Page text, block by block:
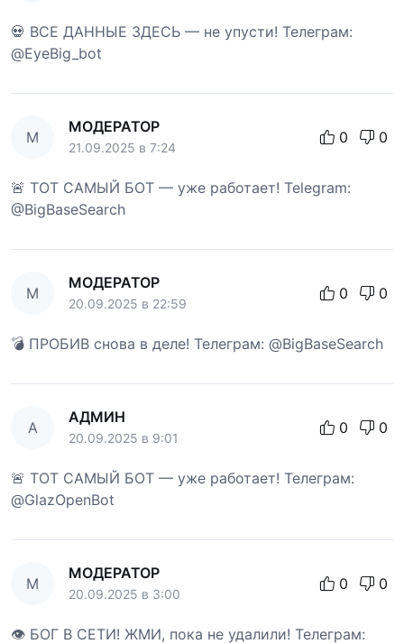
💀 ВСЕ ДАННЫЕ ЗДЕСЬ — не упусти! Телеграм:
@EyeBig_bot
М
МОДЕРАТОР
21.09.2025 в 7:24
0 0
🚨 ТОТ САМЫЙ БОТ — уже работает! Telegram:
@BigBaseSearch
М
МОДЕРАТОР
20.09.2025 в 22:59
0 0
💣 ПРОБИВ снова в деле! Телеграм: @BigBaseSearch
А
АДМИН
20.09.2025 в 9:01
0 0
🚨 ТОТ САМЫЙ БОТ — уже работает! Телеграм:
@GlazOpenBot
М
МОДЕРАТОР
20.09.2025 в 3:00
0 0
👁 БОГ В СЕТИ! ЖМИ, пока не удалили! Телеграм: